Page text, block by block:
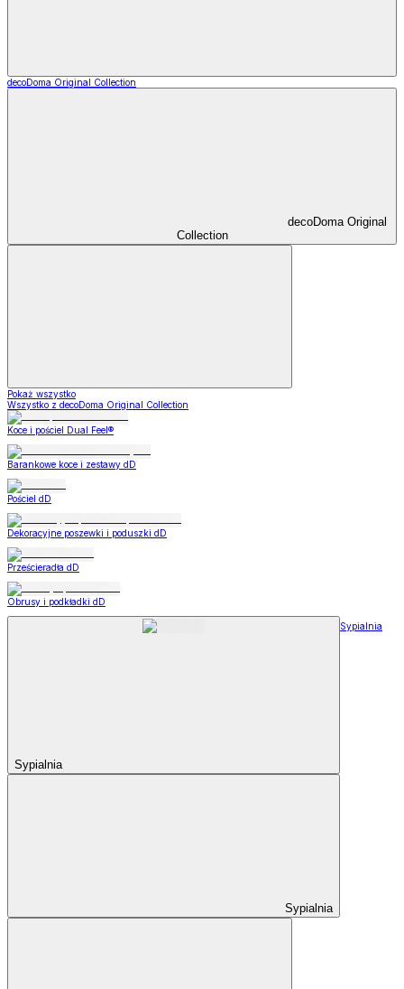
decoDoma Original Collection
decoDoma Original
Collection
Pokaż wszystko
Wszystko z decoDoma Original Collection
Koce i pościel Dual Feel®
Barankowe koce i zestawy dD
Pościel dD
Dekoracyjne poszewki i poduszki dD
Prześcieradła dD
Obrusy i podkładki dD
Sypialnia
Sypialnia
Sypialnia